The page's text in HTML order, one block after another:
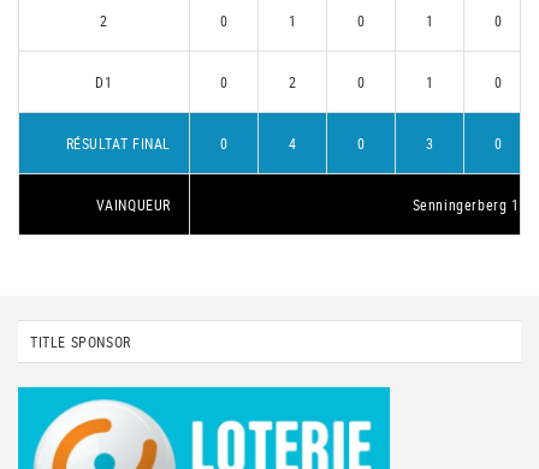
2 0 1 0 1 0
D1 0 2 0 1 0
RÉSULTAT FINAL 0 4 0 3 0
VAINQUEUR Senningerberg 1
TITLE SPONSOR